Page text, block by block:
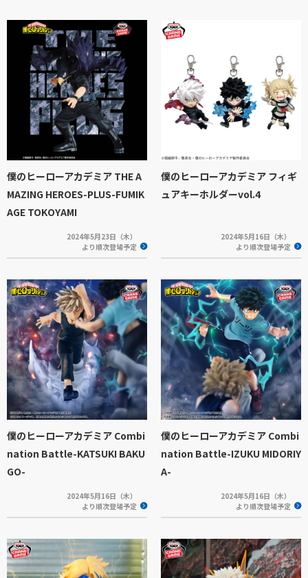
僕のヒーローアカデミア THE A
MAZING HEROES-PLUS-FUMIK
AGE TOKOYAMI
2024年5月23日（木）
より順次登場予定
僕のヒーローアカデミア フィギ
ュアキーホルダーvol.4
2024年5月16日（木）
より順次登場予定
僕のヒーローアカデミア Combi
nation Battle-KATSUKI BAKU
GO-
2024年5月16日（木）
より順次登場予定
僕のヒーローアカデミア Combi
nation Battle-IZUKU MIDORIY
A-
2024年5月16日（木）
より順次登場予定